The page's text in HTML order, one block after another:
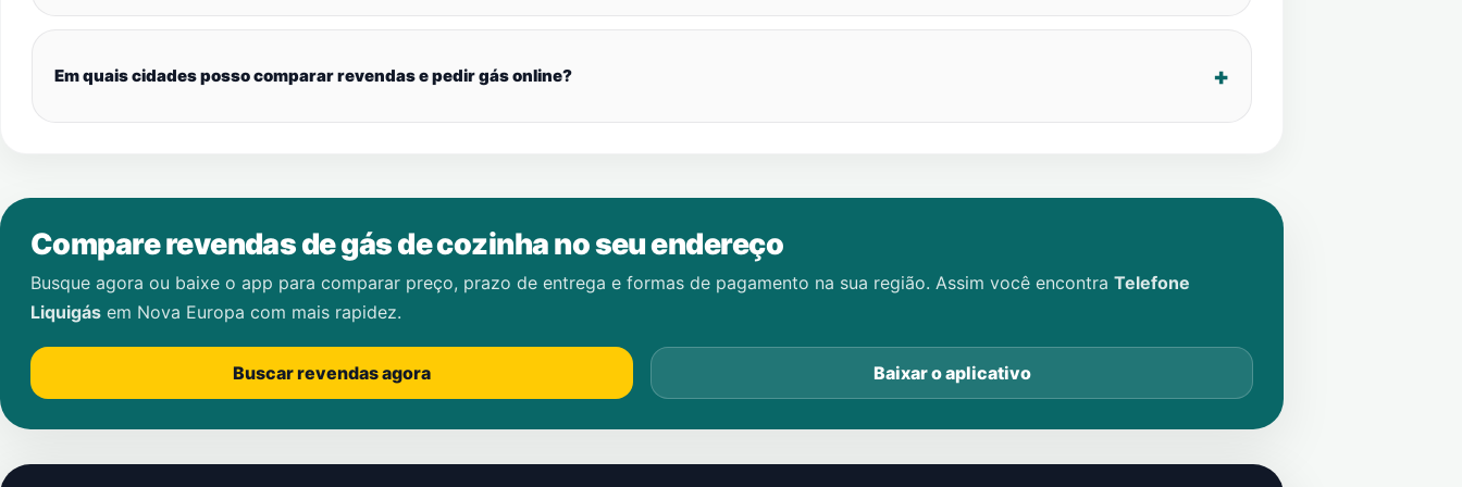
Em quais cidades posso comparar revendas e pedir gás online?
Compare revendas de gás de cozinha no seu endereço
Busque agora ou baixe o app para comparar preço, prazo de entrega e formas de pagamento na sua região. Assim você encontra Telefone
Liquigás em Nova Europa com mais rapidez.
Buscar revendas agora Baixar o aplicativo